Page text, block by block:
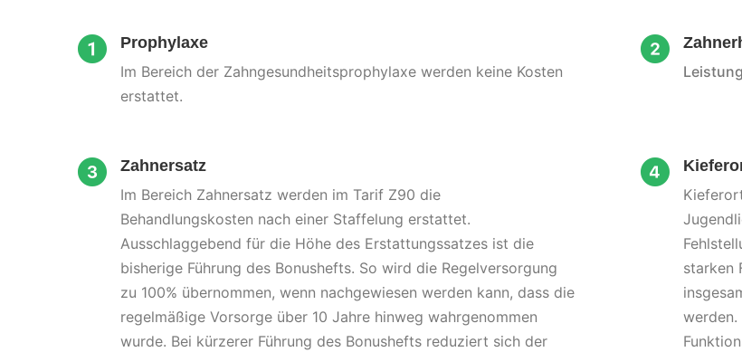
Prophylaxe
Im Bereich der Zahngesundheitsprophylaxe werden keine Kosten
erstattet.
Zahnersatz
Im Bereich Zahnersatz werden im Tarif Z90 die
Behandlungskosten nach einer Staffelung erstattet.
Ausschlaggebend für die Höhe des Erstattungssatzes ist die
bisherige Führung des Bonushefts. So wird die Regelversorgung
zu 100% übernommen, wenn nachgewiesen werden kann, dass die
regelmäßige Vorsorge über 10 Jahre hinweg wahrgenommen
wurde. Bei kürzerer Führung des Bonushefts reduziert sich der
starken